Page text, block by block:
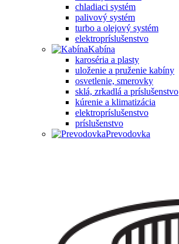
chladiaci systém
palivový systém
turbo a olejový systém
elektropríslušenstvo
Kabína
karoséria a plasty
uloženie a pruženie kabíny
osvetlenie, smerovky
sklá, zrkadlá a príslušenstvo
kúrenie a klimatizácia
elektropríslušenstvo
príslušenstvo
Prevodovka